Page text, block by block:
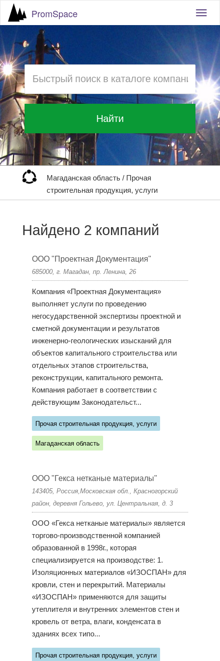
PromSpace
Найти
Магаданская область / Прочая
строительная продукция, услуги
Найдено 2 компаний
ООО "Проектная Документация"
685000, г. Магадан, пр. Ленина, 26
Компания «Проектная Документация»
выполняет услуги по проведению
негосударственной экспертизы проектной и
сметной документации и результатов
инженерно-геологических изысканий для
объектов капитального строительства или
отдельных этапов строительства,
реконструкции, капитального ремонта.
Компания работает в соответствии с
действующим Законодательст...
Прочая строительная продукция, услуги
Магаданская область
ООО "Гекса нетканые материалы"
143405, Россия,Московская обл., Красногорский
район, деревня Гольево, ул. Центральная, д. 3
ООО «Гекса нетканые материалы» является
торгово-производственной компанией
образованной в 1998г., которая
специализируется на производстве: 1.
Изоляционных материалов «ИЗОСПАН» для
кровли, стен и перекрытий. Материалы
«ИЗОСПАН» применяются для защиты
утеплителя и внутренних элементов стен и
кровель от ветра, влаги, конденсата в
зданиях всех типо...
Прочая строительная продукция, услуги